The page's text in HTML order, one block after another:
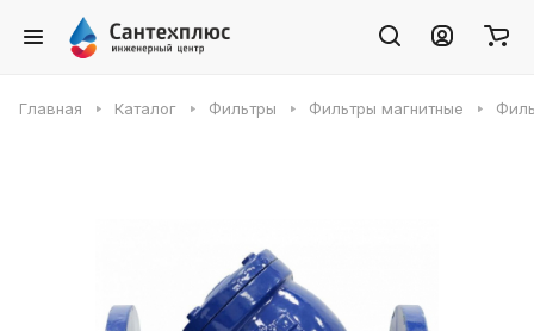
Главная Каталог Фильтры Фильтры магнитные